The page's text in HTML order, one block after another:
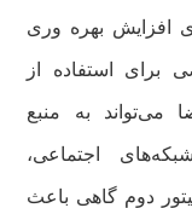
افزایش بهره وری
برای استفاده از
می‌تواند به منبع
اجتماعی،
دوم گاهی باعث